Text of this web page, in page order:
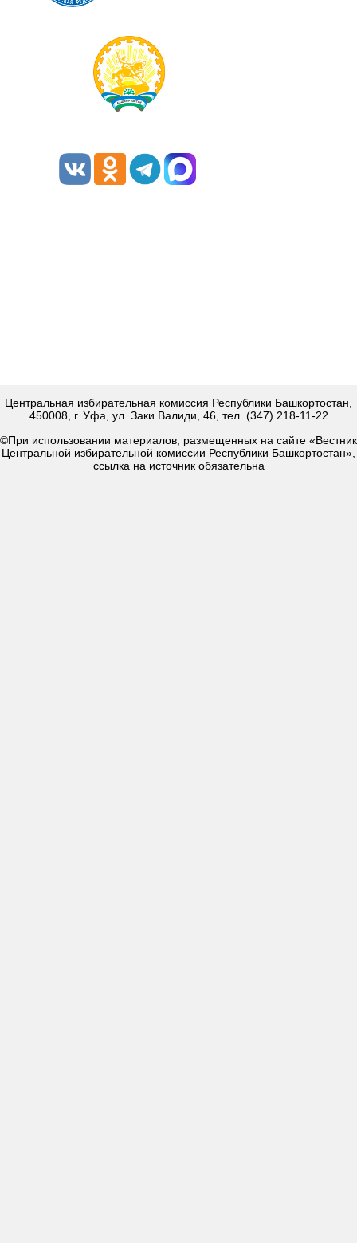
Центральная избирательная комиссия Республики Башкортостан,
450008, г. Уфа, ул. Заки Валиди, 46, тел. (347) 218-11-22
©При использовании материалов, размещенных на сайте «Вестник
Центральной избирательной комиссии Республики Башкортостан»,
ссылка на источник обязательна